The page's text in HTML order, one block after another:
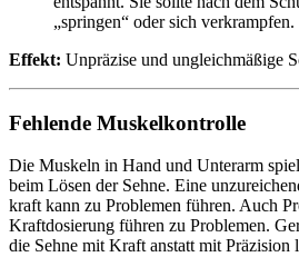
„springen“ oder sich verkrampfen.
Effekt: Unpräzise und ungleichmäßige
Fehlende Muskelkontrolle
Die Muskeln in Hand und Unterarm
beim Lösen der Sehne. Eine
kraft kann zu Problemen führen. Auch
Kraftdosierung führen zu Problemen.
die Sehne mit Kraft anstatt mit Präzision